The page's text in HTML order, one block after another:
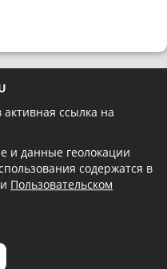
ссылка на
и данные геолокации
содержатся в
и Пользовательском